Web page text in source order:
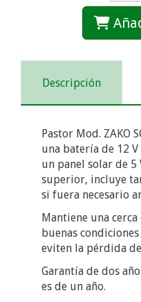
Descripción
Pastor Mod. ZAKO
una batería de 12
un panel solar de 5
superior, incluye
si fuera necesario
Mantiene una
buenas
eviten la pérdida
Garantía de dos
es de un año.